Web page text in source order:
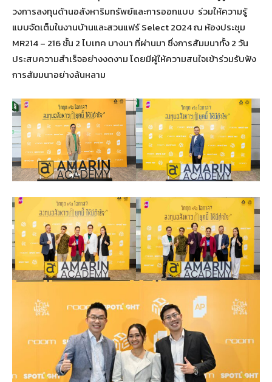
วงการลงทุนด้านอสังหาริมทรัพย์และการออกแบบ ร่วมให้ความรู้
แบบจัดเต็มในงานบ้านและสวนแฟร์ Select 2024 ณ ห้องประชุม
MR214 – 216 ชั้น 2 ไบเทค บางนา ที่ผ่านมา ซึ่งการสัมมนาทั้ง 2 วัน
ประสบความสำเร็จอย่างงดงาม โดยมีผู้ให้ความสนใจเข้าร่วมรับฟัง
การสัมมนาอย่างล้นหลาม